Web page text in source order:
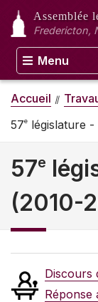
Assemblée
Fredericton,
Menu
Accueil
57e législature -
57e
(2010-
Discours
Réponse